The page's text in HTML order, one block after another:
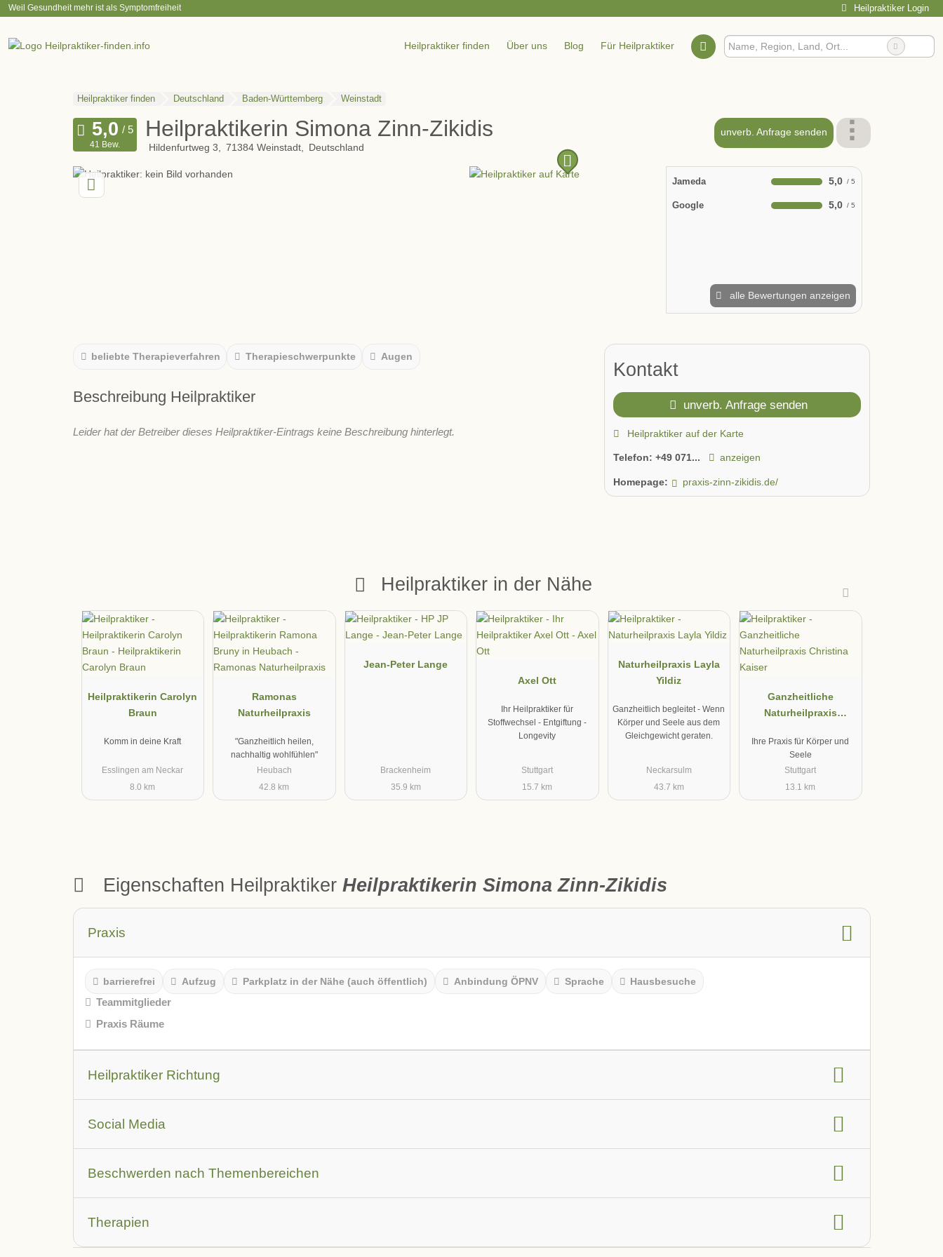
Weil Gesundheit mehr ist als Symptomfreiheit Heilpraktiker Login
Heilpraktiker finden Über uns Blog Für Heilpraktiker
Heilpraktiker finden Deutschland Baden-Württemberg Weinstadt
Heilpraktikerin Simona Zinn-Zikidis
Hildenfurtweg 3 71384 Weinstadt Deutschland
unverb. Anfrage senden
41 Bew.
Jameda 5,0
Google 5,0
alle Bewertungen anzeigen
beliebte Therapieverfahren Therapieschwerpunkte Augen
Beschreibung Heilpraktiker
Leider hat der Betreiber dieses Heilpraktiker-Eintrags keine Beschreibung hinterlegt.
Kontakt
unverb. Anfrage senden
Heilpraktiker auf der Karte
Telefon:+49 071... anzeigen
Homepage: praxis-zinn-zikidis.de/
Heilpraktiker in der Nähe
Heilpraktikerin Carolyn
Braun
Komm in deine Kraft
Esslingen am Neckar
8.0 km
Ramonas
Naturheilpraxis
"Ganzheitlich heilen,
nachhaltig wohlfühlen"
Heubach
42.8 km
Jean-Peter Lange
Brackenheim
35.9 km
Axel Ott
Ihr Heilpraktiker für
Stoffwechsel - Entgiftung -
Longevity
Stuttgart
15.7 km
Naturheilpraxis Layla
Yildiz
Ganzheitlich begleitet - Wenn
Körper und Seele aus dem
Gleichgewicht geraten.
Neckarsulm
43.7 km
Ganzheitliche
Naturheilpraxis
Ihre Praxis für Körper und
Seele
Stuttgart
13.1 km
Eigenschaften HeilpraktikerHeilpraktikerin Simona Zinn-Zikidis
Praxis
barrierefrei Aufzug Parkplatz in der Nähe (auch öffentlich) Anbindung ÖPNV Sprache Hausbesuche
Teammitglieder
Praxis Räume
Heilpraktiker Richtung
Social Media
Beschwerden nach Themenbereichen
Therapien